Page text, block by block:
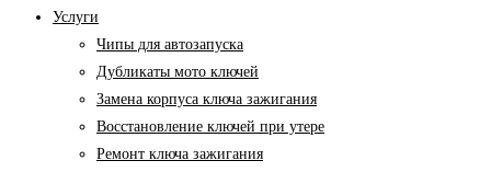
Услуги
Чипы для автозапуска
Дубликаты мото ключей
Замена корпуса ключа зажигания
Восстановление ключей при утере
Ремонт ключа зажигания